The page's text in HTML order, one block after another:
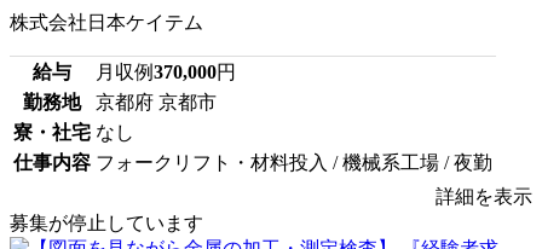
株式会社日本ケイテム
給与 月収例370,000円
勤務地
京都府 京都市
寮・社宅 なし
仕事内容 フォークリフト・材料投入 / 機械系工場 / 夜勤
詳細を表示
募集が停止しています